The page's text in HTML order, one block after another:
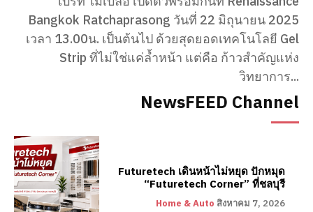
Bangkok Ratchaprasong วันที่ 22 มิถุนายน 2025
เวลา 13.00น. เป็นต้นไป ด้วยสุดยอดเทคโนโลยี Gel
Strip ที่ไม่ใช่แค่ล้ำหน้า แต่คือ ก้าวสำคัญแห่ง
วิทยาการ...
NewsFEED Channel
Futuretech เดินหน้าไม่หยุด ปักหมุด
“Futuretech Corner” ที่ชลบุรี
Home & Auto สิงหาคม 7, 2026